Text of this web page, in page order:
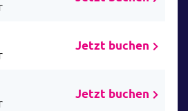
Jetzt buchen
Jetzt buchen